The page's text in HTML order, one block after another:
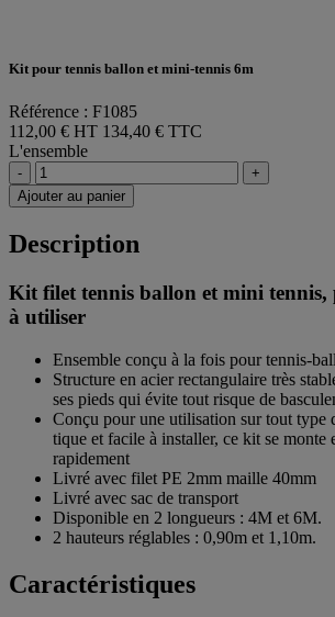
Kit pour tennis ballon et mini-tennis 6m
Référence : F1085
112,00 € HT 134,40 € TTC
L'ensemble
-
+
Ajouter au panier
Description
Kit filet tennis ballon et mini tennis,
à utiliser
Ensemble conçu à la fois pour tennis-
Structure en acier rectangulaire très
ses pieds qui évite tout risque de
Conçu pour une utilisation sur tout type
tique et facile à installer, ce kit se monte
rapidement
Livré avec filet PE 2mm maille 40mm
Livré avec sac de transport
Disponible en 2 longueurs : 4M et 6M.
2 hauteurs réglables : 0,90m et 1,10m.
Caractéristiques